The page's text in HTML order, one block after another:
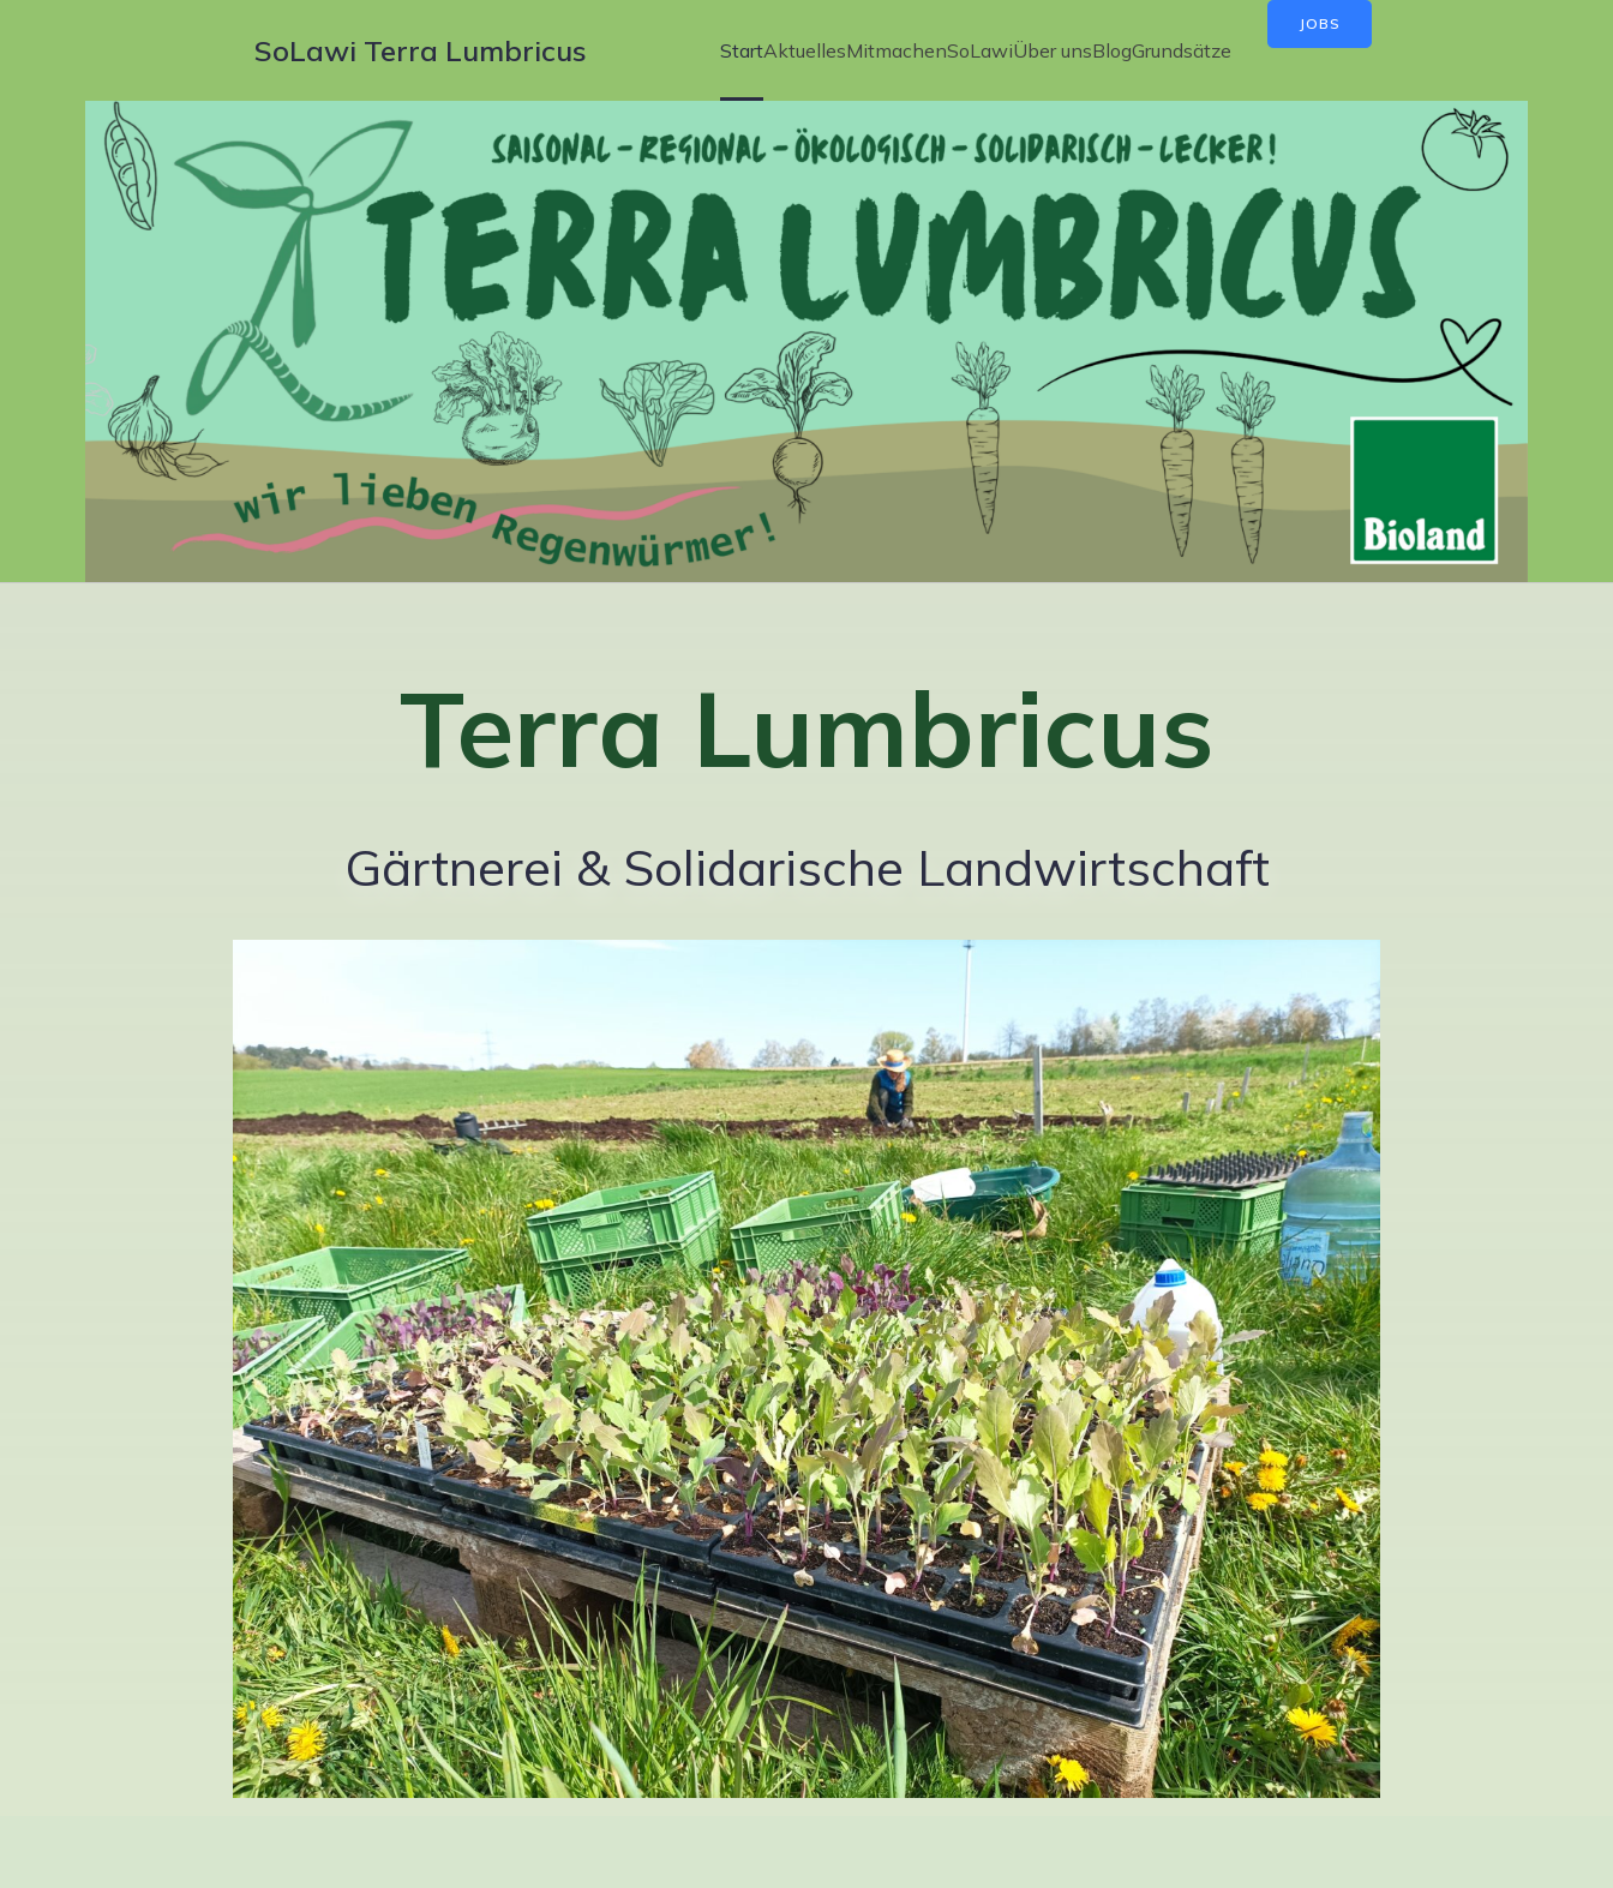
SoLawi Terra Lumbricus StartAktuellesMitmachenSoLawiÜber unsBlogGrundsätze
JOBS
Terra Lumbricus
Gärtnerei & Solidarische Landwirtschaft